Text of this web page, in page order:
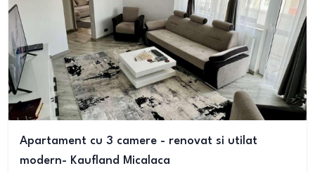
Apartament cu 3 camere - renovat si utilat
modern- Kaufland Micalaca